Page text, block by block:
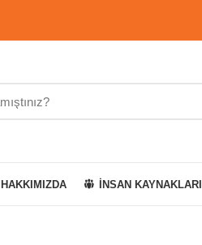
HAKKIMIZDA İNSAN KAYNAKLARI